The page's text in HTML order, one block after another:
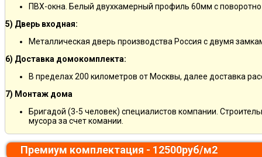
ПВХ-окна. Белый двухкамерный профиль 60мм с
5) Дверь входная:
Металлическая дверь производства Россия с двумя
6) Доставка домокомплекта:
В пределах 200 километров от Москвы, далее доставка
7) Монтаж дома
Бригадой (3-5 человек) специалистов компании.
мусора за счет комании.
Премиум комплектация - 12500руб/м2